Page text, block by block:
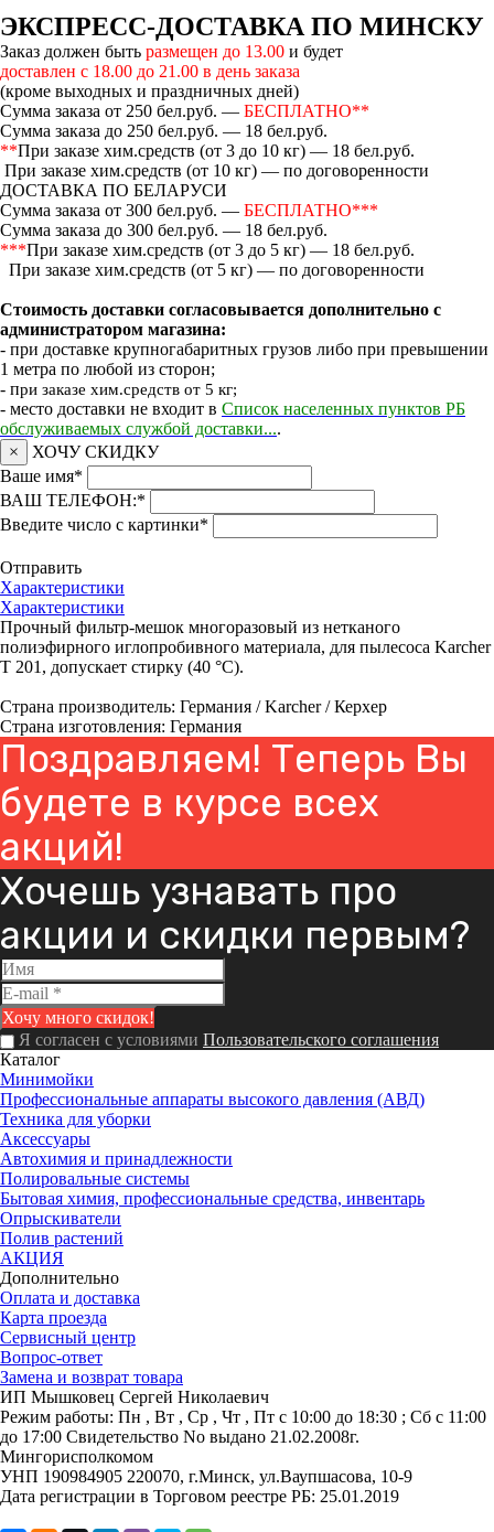
ЭКСПРЕСС-ДОСТАВКА ПО МИНСКУ
Заказ должен быть размещен до 13.00 и будет
доставлен с 18.00 до 21.00 в день заказа
(кроме выходных и праздничных дней)
Сумма заказа от 250 бел.руб. — БЕСПЛАТНО**
Сумма заказа до 250 бел.руб. — 18 бел.руб.
**При заказе хим.средств (от 3 до 10 кг) — 18 бел.руб.
При заказе хим.средств (от 10 кг) — по договоренности
ДОСТАВКА ПО БЕЛАРУСИ
Сумма заказа от 300 бел.руб. — БЕСПЛАТНО***
Сумма заказа до 300 бел.руб. — 18 бел.руб.
***При заказе хим.средств (от 3 до 5 кг) — 18 бел.руб.
При заказе хим.средств (от 5 кг) — по договоренности
Стоимость доставки согласовывается дополнительно с
администратором магазина:
- при доставке крупногабаритных грузов либо при превышении
1 метра по любой из сторон;
- при заказе хим.средств от 5 кг;
- место доставки не входит в Список населенных пунктов РБ
обслуживаемых службой доставки....
×
ХОЧУ СКИДКУ
Ваше имя*
ВАШ ТЕЛЕФОН:*
Введите число с картинки*
Отправить
Характеристики
Характеристики
Прочный фильтр-мешок многоразовый из нетканого
полиэфирного иглопробивного материала, для пылесоса Karcher
T 201, допускает стирку (40 °C).
Страна производитель: Германия / Karcher / Керхер
Страна изготовления: Германия
Поздравляем! Теперь Вы
будете в курсе всех
акций!
Хочешь узнавать про
акции и скидки первым?
Я согласен с условиями Пользовательского соглашения
Каталог
Минимойки
Профессиональные аппараты высокого давления (АВД)
Техника для уборки
Аксессуары
Автохимия и принадлежности
Полировальные системы
Бытовая химия, профессиональные средства, инвентарь
Опрыскиватели
Полив растений
АКЦИЯ
Дополнительно
Оплата и доставка
Карта проезда
Сервисный центр
Вопрос-ответ
Замена и возврат товара
ИП Мышковец Сергей Николаевич
Режим работы: Пн , Вт , Ср , Чт , Пт c 10:00 до 18:30 ; Сб c 11:00
до 17:00 Свидетельство No выдано 21.02.2008г.
Мингорисполкомом
УНП 190984905 220070, г.Минск, ул.Ваупшасова, 10-9
Дата регистрации в Торговом реестре РБ: 25.01.2019